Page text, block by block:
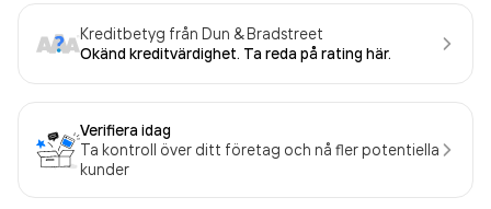
Kreditbetyg från Dun & Bradstreet
Okänd kreditvärdighet. Ta reda på rating här.
Verifiera idag
Ta kontroll över ditt företag och nå fler potentiella
kunder